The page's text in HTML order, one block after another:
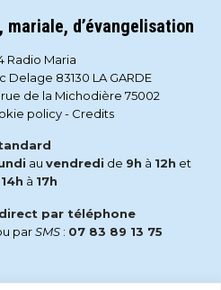
d’évangelisation
Radio Maria
Delage 83130 LA GARDE
rue de la Michodière 75002
policy- Credits
au vendredi de 9h à 12h et
14h à 17h
par téléphone
parSMS : 07 83 89 13 75